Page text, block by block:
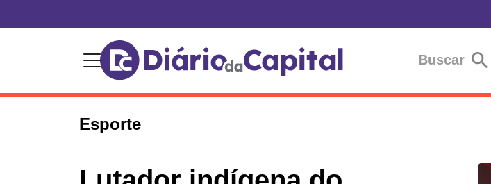
Buscar
Esporte